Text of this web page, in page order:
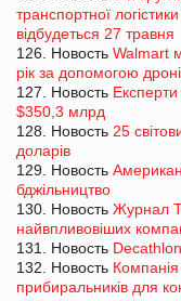
транспортної
відбудеться 27 травня
126. Новость Walmart
рік за допомогою
127. Новость
$350,3 млрд
128. Новость 25
доларів
129. Новость
бджільництво
130. Новость Журнал
найвпливовіших
131. Новость
132. Новость
прибиральників для